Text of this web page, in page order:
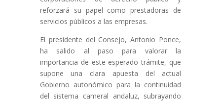
reforzará su papel como prestadoras de
servicios públicos a las empresas.
El presidente del Consejo, Antonio Ponce,
ha salido al paso para valorar la
importancia de este esperado trámite, que
supone una clara apuesta del actual
Gobierno autonómico para la continuidad
del sistema cameral andaluz, subrayando